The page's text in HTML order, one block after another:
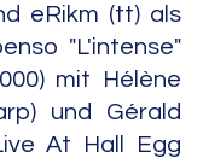
eRikm (tt) als
"L'intense"
mit Hélène
und Gérald
At Hall Egg